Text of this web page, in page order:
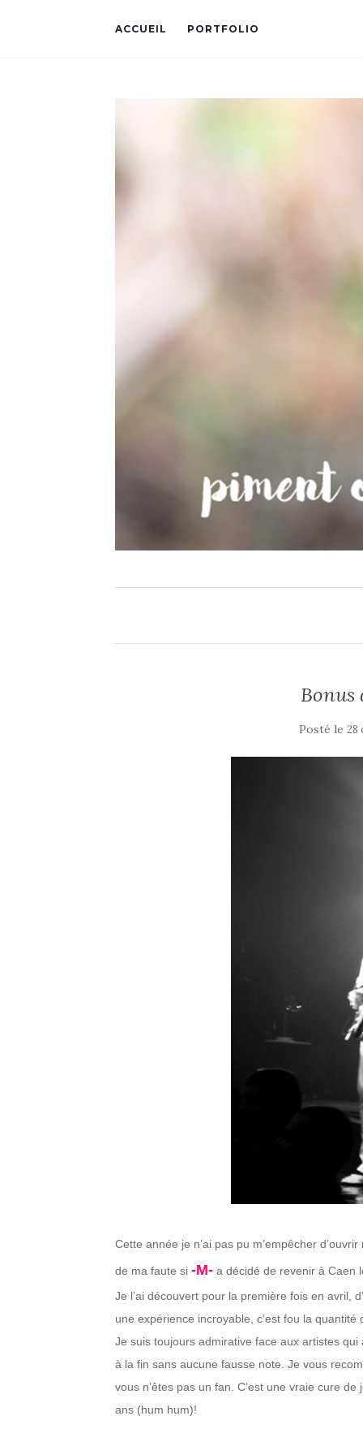
ACCUEIL PORTFOLIO
Bonus
Posté le 28
Cette année je n’ai pas pu m’empêcher
de ma faute si -M- a décidé de revenir à Caen
Je l’ai découvert pour la première fois en avril,
une expérience incroyable, c’est fou la quantité
Je suis toujours admirative face aux artistes
à la fin sans aucune fausse note. Je vous
vous n’êtes pas un fan. C’est une vraie cure
ans (hum hum)!